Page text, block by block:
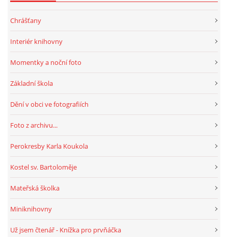
Chrášťany
Interiér knihovny
Momentky a noční foto
Základní škola
Dění v obci ve fotografiích
Foto z archivu...
Perokresby Karla Koukola
Kostel sv. Bartoloměje
Mateřská školka
Miniknihovny
Už jsem čtenář - Knížka pro prvňáčka